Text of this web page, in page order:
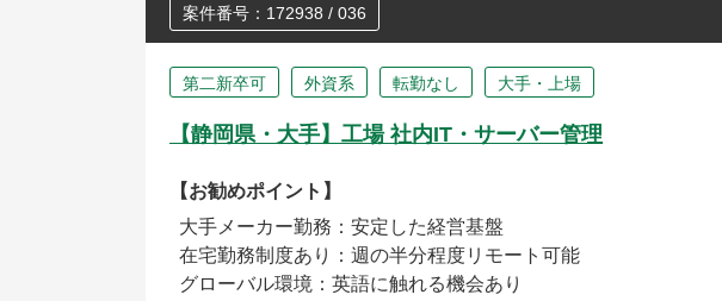
案件番号：172938 / 036
第二新卒可 外資系 転勤なし 大手・上場
【静岡県・大手】工場 社内IT・サーバー管理
【お勧めポイント】
大手メーカー勤務：安定した経営基盤
在宅勤務制度あり：週の半分程度リモート可能
グローバル環境：英語に触れる機会あり